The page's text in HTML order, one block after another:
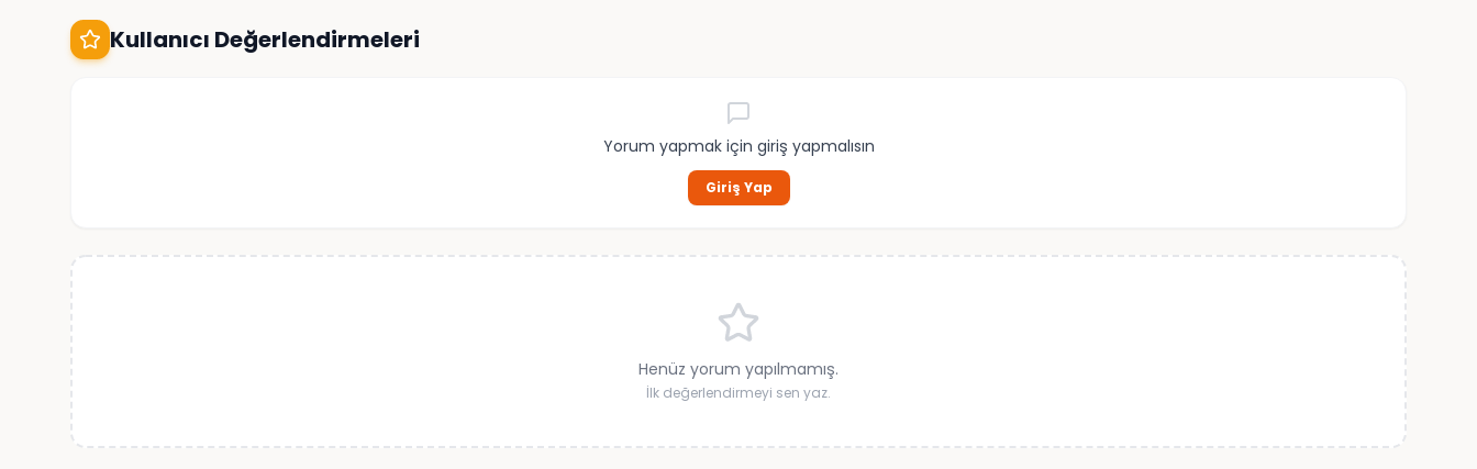
Kullanıcı Değerlendirmeleri
Yorum yapmak için giriş yapmalısın
Giriş Yap
Henüz yorum yapılmamış.
İlk değerlendirmeyi sen yaz.